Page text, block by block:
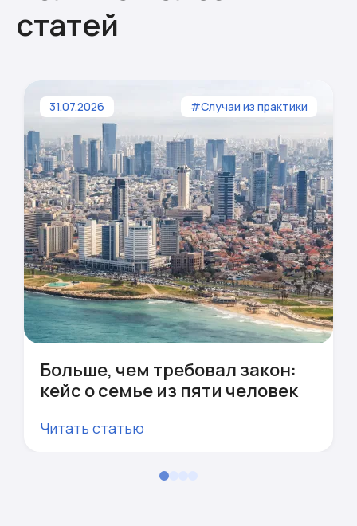
статей
31.07.2026 #Случаи из практики
Больше, чем требовал закон:
кейс о семье из пяти человек
Читать статью